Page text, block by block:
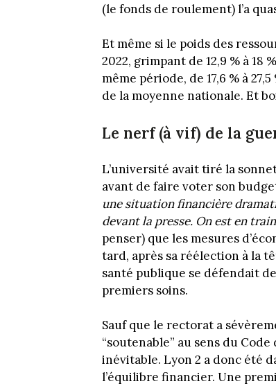
(le fonds de roulement) l’a
Et même si le poids des
2022, grimpant de 12,9 % à 18
même période, de 17,6 % à
de la moyenne nationale. Et
Le nerf (à vif) de la
L’université avait tiré la
avant de faire voter son
une situation financière
devant la presse. On est en
penser) que les mesures
tard, après sa réélection à la
santé publique se défendait
premiers soins.
Sauf que le rectorat a
“soutenable” au sens du
inévitable. Lyon 2 a donc été
l’équilibre financier. Une